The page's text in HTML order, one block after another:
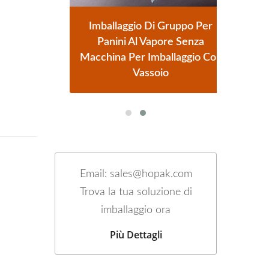
Imballaggio Di Gruppo Per
Panini Al Vapore Senza
Macchina Per Imballaggio Con
Vassoio
Email: sales@hopak.com
Trova la tua soluzione di
imballaggio ora
Più Dettagli